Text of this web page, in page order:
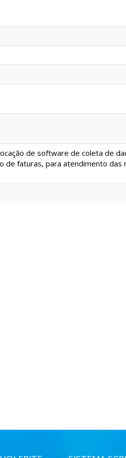
de software de coleta de
faturas, para atendimento das